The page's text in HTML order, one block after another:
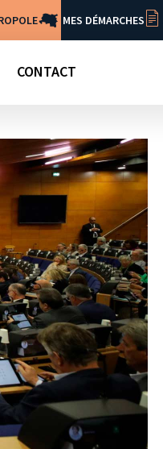
MES DÉMARCHES
CONTACT